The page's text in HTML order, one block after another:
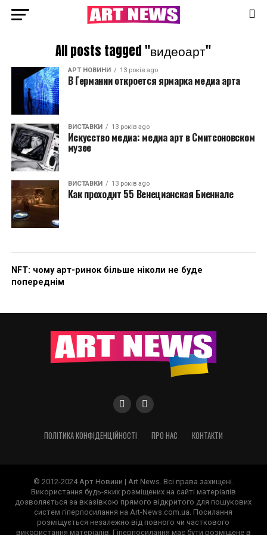
All posts tagged "видеоарт"
АРТ НОВИНИ 13 років ago
В Германии откроется ярмарка медиа арта
ВИСТАВКИ 13 років ago
Искусство медиа: медиа арт в Смитсоновском
музее
ВИСТАВКИ 13 років ago
Как проходит 55 Венецианская Биеннале
NFT: чому арт-ринок більше ніколи не буде
попереднім
ПОЛІТИКА КОНФІДЕНЦІЙНОСТІ ПРО НАС КОНТАКТИ
© 2012-2024 Арт Новини | Art News. Всі права захищені.
Використання будь-яких розміщених на сайті матеріалів
дозволяється за вказівкою прямого відкритого для пошукових
систем гіперпосилання на Art-News.com.ua. Посилання
розміщується незалежно від повного чи часткового
використання матеріалів. Гіперпосилання має бути розміщене в